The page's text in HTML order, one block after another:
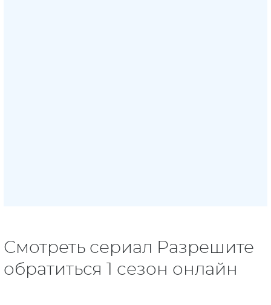
Смотреть сериал Разрешите
обратиться 1 сезон онлайн